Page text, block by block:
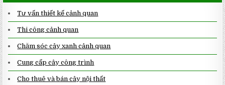
Tư vấn thiết kế cảnh quan
Thi công cảnh quan
Chăm sóc cây xanh cảnh quan
Cung cấp cây công trình
Cho thuê và bán cây nội thất